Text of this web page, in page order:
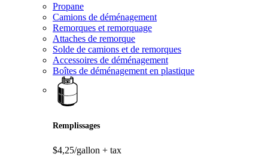
Propane
Camions de déménagement
Remorques et remorquage
Attaches de remorque
Solde de camions et de remorques
Accessoires de déménagement
Boîtes de déménagement en plastique
Remplissages
$4,25/gallon + tax